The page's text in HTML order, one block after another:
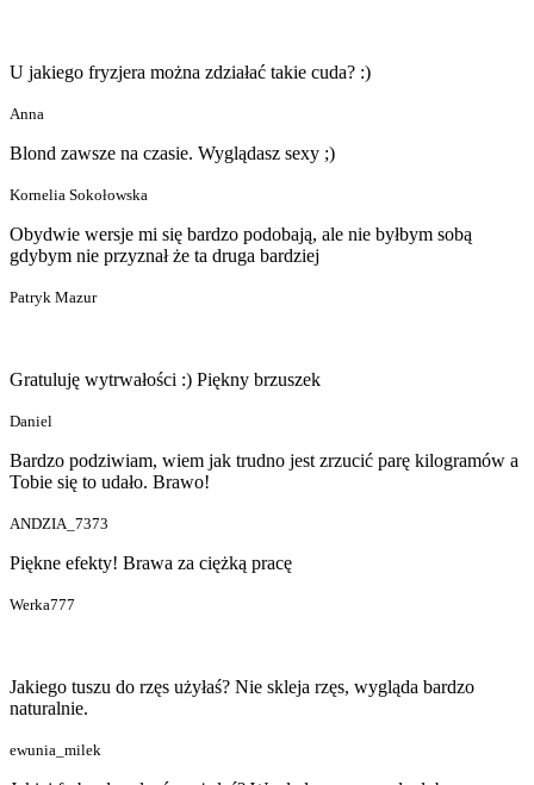
U jakiego fryzjera można zdziałać takie cuda? :)
Anna
Blond zawsze na czasie. Wyglądasz sexy ;)
Kornelia Sokołowska
Obydwie wersje mi się bardzo podobają, ale nie byłbym sobą
gdybym nie przyznał że ta druga bardziej
Patryk Mazur
Gratuluję wytrwałości :) Piękny brzuszek
Daniel
Bardzo podziwiam, wiem jak trudno jest zrzucić parę kilogramów a
Tobie się to udało. Brawo!
ANDZIA_7373
Piękne efekty! Brawa za ciężką pracę
Werka777
Jakiego tuszu do rzęs użyłaś? Nie skleja rzęs, wygląda bardzo
naturalnie.
ewunia_milek